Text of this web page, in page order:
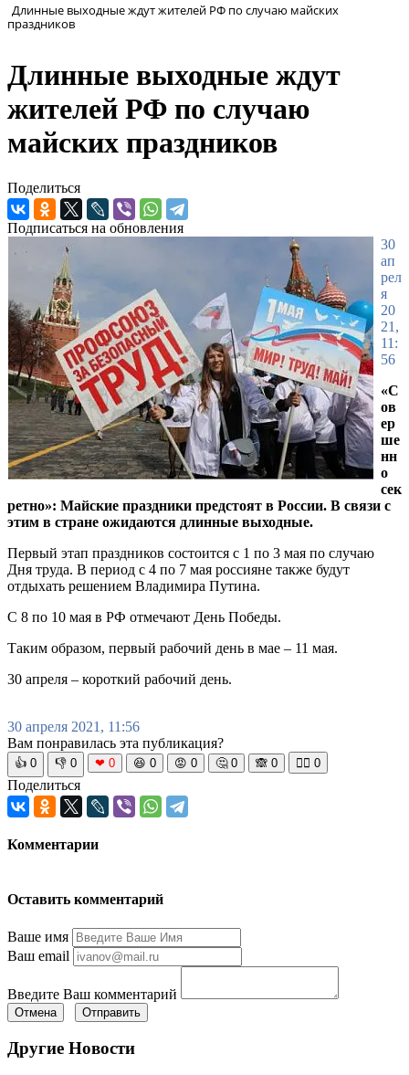
Длинные выходные ждут жителей РФ по случаю майских
праздников
Длинные выходные ждут
жителей РФ по случаю
майских праздников
Поделиться
Подписаться на обновления
30
ап
рел
я
20
21,
11:
56
«С
ов
ер
ше
нн
о
сек
ретно»: Майские праздники предстоят в России. В связи с
этим в стране ожидаются длинные выходные.
Первый этап праздников состоится с 1 по 3 мая по случаю
Дня труда. В период с 4 по 7 мая россияне также будут
отдыхать решением Владимира Путина.
С 8 по 10 мая в РФ отмечают День Победы.
Таким образом, первый рабочий день в мае – 11 мая.
30 апреля – короткий рабочий день.
30 апреля 2021, 11:56
Вам понравилась эта публикация?
👍 0 👎 0 ❤ 0 😆 0 😡 0 🤔 0 🙈 0 🧘‍♀️ 0
Поделиться
Комментарии
Оставить комментарий
Ваше имя
Ваш email
Введите Ваш комментарий
Отмена Отправить
Другие Новости